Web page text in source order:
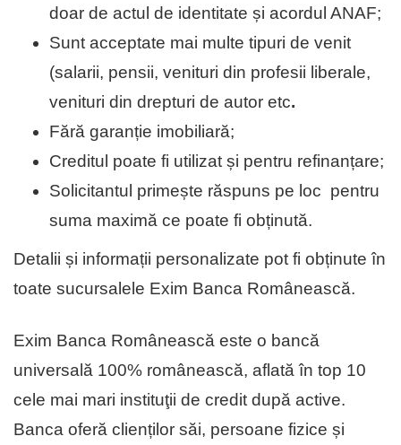
doar de actul de identitate și acordul ANAF;
Sunt acceptate mai multe tipuri de venit
(salarii, pensii, venituri din profesii liberale,
venituri din drepturi de autor etc.
Fără garanție imobiliară;
Creditul poate fi utilizat și pentru refinanțare;
Solicitantul primește răspuns pe loc pentru
suma maximă ce poate fi obținută.
Detalii și informații personalizate pot fi obținute în
toate sucursalele Exim Banca Românească.
Exim Banca Românească este o bancă
universală 100% românească, aflată în top 10
cele mai mari instituţii de cre­dit după active.
Banca oferă clienților săi, persoane fizice și